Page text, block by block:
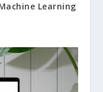
Learning